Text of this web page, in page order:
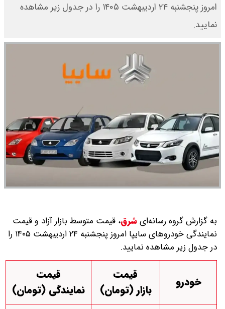
امروز پنجشنبه ۲۴ اردیبهشت ۱۴۰۵ را در جدول زیر مشاهده
نمایید.
به گزارش گروه رسانه‌ایشرق، قیمت متوسط بازار آزاد و قیمت
نمایندگی خودرو‌های سایپا امروز پنجشنبه ۲۴ اردیبهشت ۱۴۰۵ را
در جدول زیر مشاهده نمایید.
خودرو
قیمت
بازار (تومان)
قیمت
نمایندگی (تومان)